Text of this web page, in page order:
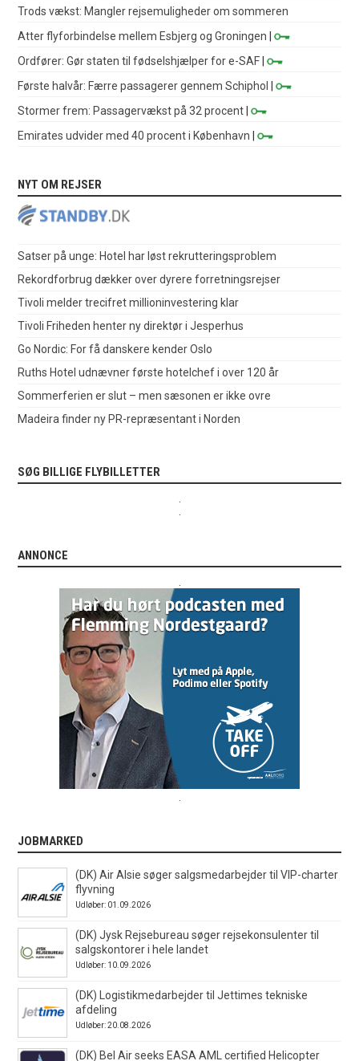
Trods vækst: Mangler rejsemuligheder om sommeren
Atter flyforbindelse mellem Esbjerg og Groningen |
Ordfører: Gør staten til fødselshjælper for e-SAF |
Første halvår: Færre passagerer gennem Schiphol
|
Stormer frem: Passagervækst på 32 procent |
Emirates udvider med 40 procent i København |
NYT OM REJSER
Satser på unge: Hotel har løst rekrutteringsproblem
Rekordforbrug dækker over dyrere forretningsrejser
Tivoli melder trecifret millioninvestering klar
Tivoli Friheden henter ny direktør i Jesperhus
Go Nordic: For få danskere kender Oslo
Ruths Hotel udnævner første hotelchef i over 120 år
Sommerferien er slut – men sæsonen er ikke ovre
Madeira finder ny PR-repræsentant i Norden
SØG BILLIGE FLYBILLETTER
ANNONCE
JOBMARKED
(DK) Air Alsie søger salgsmedarbejder til VIP-charter
flyvning
Udløber: 01.09.2026
(DK) Jysk Rejsebureau søger rejsekonsulenter til
salgskontorer i hele landet
Udløber: 10.09.2026
(DK) Logistikmedarbejder til Jettimes tekniske
afdeling
Udløber: 20.08.2026
(DK) Bel Air seeks EASA AML certified Helicopter